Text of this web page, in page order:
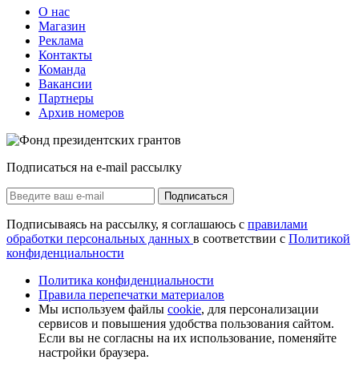
О нас
Магазин
Реклама
Контакты
Команда
Вакансии
Партнеры
Архив номеров
Подписаться на e-mail рассылку
Подписаться
Подписываясь на рассылку, я соглашаюсь с правилами
обработки персональных данных в соответствии с Политикой
конфиденциальности
Политика конфиденциальности
Правила перепечатки материалов
Мы используем файлы cookie, для персонализации
сервисов и повышения удобства пользования сайтом.
Если вы не согласны на их использование, поменяйте
настройки браузера.